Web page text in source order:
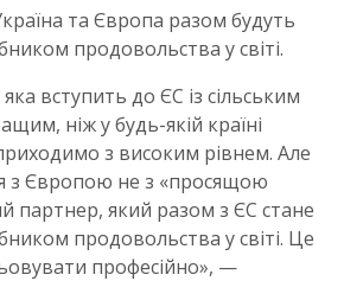
та Європа разом будуть
продовольства у світі.
вступить до ЄС із сільським
ніж у будь-якій країні
з високим рівнем. Але
з Європою не з «просящою
партнер, який разом з ЄС стане
продовольства у світі. Це
професійно», —